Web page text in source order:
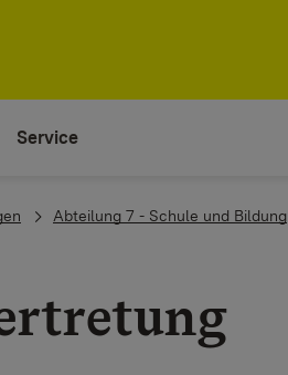
Service
Abteilung 7 - Schule und Bildung